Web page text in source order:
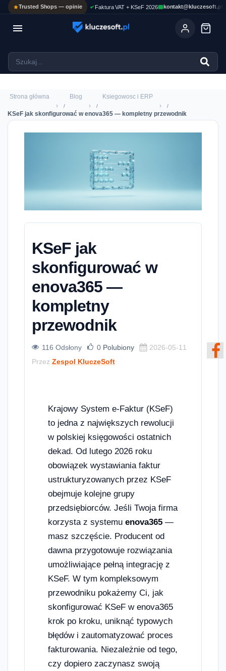
Trusted Shops — opinie Faktura VAT + KSeF 2026 kontakt@kluczesoft.pl

Strona główna
›
Blog
›
Ksiegowosc i ERP
›
KSeF jak skonfigurować w enova365 — kompletny przewodnik
KSeF jak
skonfigurować w
enova365 —
kompletny
przewodnik
116 Odsłony 0 Polubiony
2026-05-11
Przez Zespol KluczeSoft
Krajowy System e-Faktur (KSeF)
to jedna z największych rewolucji
w polskiej księgowości ostatnich
dekad. Od lutego 2026 roku
obowiązek wystawiania faktur
ustrukturyzowanych przez KSeF
obejmuje kolejne grupy
przedsiębiorców. Jeśli Twoja firma
korzysta z systemu enova365 —
masz szczęście. Producent od
dawna przygotowuje rozwiązania
umożliwiające pełną integrację z
KSeF. W tym kompleksowym
przewodniku pokażemy Ci, jak
skonfigurować KSeF w enova365
krok po kroku, uniknąć typowych
błędów i zautomatyzować proces
fakturowania. Niezależnie od tego,
czy dopiero zaczynasz swoją
ASYSTENT AI